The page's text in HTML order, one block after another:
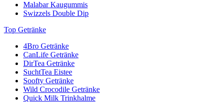
Malabar Kaugummis
Swizzels Double Dip
Top Getränke
4Bro Getränke
CanLife Getränke
DirTea Getränke
SuchtTea Eistee
Soofty Getränke
Wild Crocodile Getränke
Quick Milk Trinkhalme